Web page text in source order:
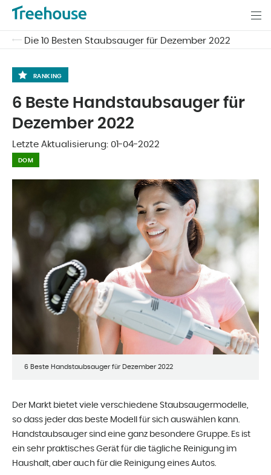
Die 10 Besten Staubsauger für Dezember 2022
RANKING
Letzte Aktualisierung: 01-04-2022
DOM
6 Beste Handstaubsauger für
Dezember 2022
6 Beste Handstaubsauger für Dezember 2022
Der Markt bietet viele verschiedene Staubsaugermodelle,
so dass jeder das beste Modell für sich auswählen kann.
Handstaubsauger sind eine ganz besondere Gruppe. Es ist
ein sehr praktisches Gerät für die tägliche Reinigung im
Haushalt, aber auch für die Reinigung eines Autos.